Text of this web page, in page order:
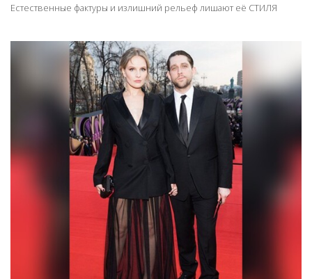
Естественные фактуры и излишний рельеф лишают её СТИЛЯ